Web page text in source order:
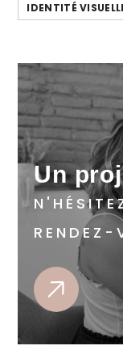
IDENTITÉ
Un
RENDEZ-